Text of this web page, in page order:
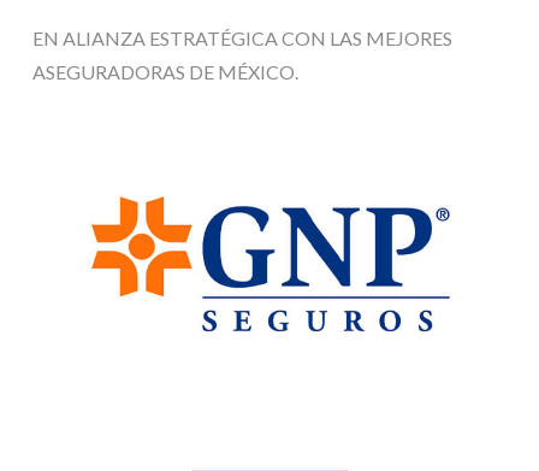
EN ALIANZA ESTRATÉGICA CON LAS MEJORES
ASEGURADORAS DE MÉXICO.